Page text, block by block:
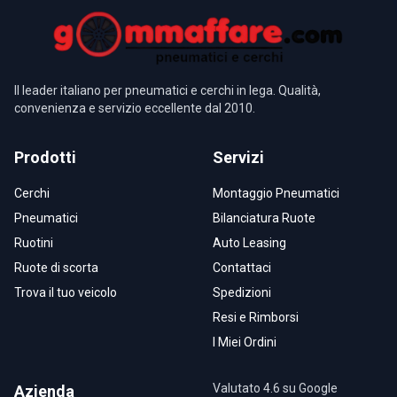
Il leader italiano per pneumatici e cerchi in lega. Qualità,
convenienza e servizio eccellente dal 2010.
Prodotti
Cerchi
Pneumatici
Ruotini
Ruote di scorta
Trova il tuo veicolo
Servizi
Montaggio Pneumatici
Bilanciatura Ruote
Auto Leasing
Contattaci
Spedizioni
Resi e Rimborsi
I Miei Ordini
Azienda Valutato 4.6 su Google